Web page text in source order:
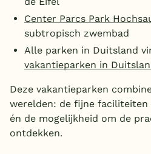
Center Parcs Park
subtropisch zwembad
Alle parken in Duitsland
vakantieparken in
Deze vakantieparken
werelden: de fijne faciliteiten
én de mogelijkheid om de
ontdekken.